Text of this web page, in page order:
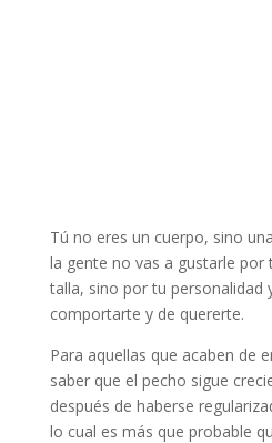
Tú no eres un cuerpo, sino
la gente no vas a gustarle por
talla, sino por tu personalidad
comportarte y de quererte.
Para aquellas que acaben de
saber que el pecho sigue
después de haberse
lo cual es más que probable